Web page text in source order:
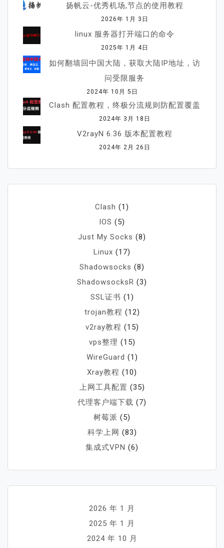
扬帆云-优秀机场,节点的使用教程
2026年 1月 3日
linux 服务器打开端口的命令
2025年 1月 4日
如何翻墙回中国大陆，获取大陆IP地址，访
问受限服务
2024年 10月 5日
Clash 配置教程，终极分流规则防配置覆盖
2024年 3月 18日
V2rayN 6.36 版本配置教程
2024年 2月 26日
Clash (1)
IOS (5)
Just My Socks (8)
Linux (17)
Shadowsocks (8)
ShadowsocksR (3)
SSL证书 (1)
trojan教程 (12)
v2ray教程 (15)
vps整理 (15)
WireGuard (1)
Xray教程 (10)
上网工具配置 (35)
代理客户端下载 (7)
树莓派 (5)
科学上网 (83)
集成式VPN (6)
2026 年 1 月
2025 年 1 月
2024 年 10 月